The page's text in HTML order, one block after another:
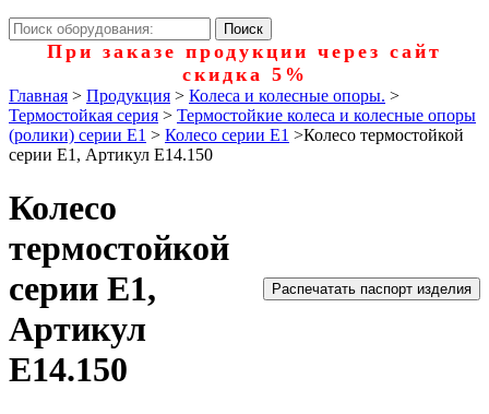
При заказе продукции через сайт
скидка 5%
Главная > Продукция > Колеса и колесные опоры. >
Термостойкая серия > Термостойкие колеса и колесные опоры
(ролики) серии Е1 > Колесо серии Е1 >Колесо термостойкой
серии Е1, Артикул Е14.150
Колесо
термостойкой
серии Е1,
Артикул
Е14.150
Распечатать паспорт изделия